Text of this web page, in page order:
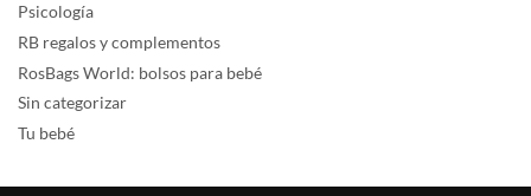
Psicología
RB regalos y complementos
RosBags World: bolsos para bebé
Sin categorizar
Tu bebé